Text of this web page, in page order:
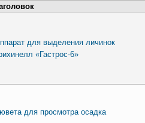
для выделения личинок
«Гастрос-6»
для просмотра осадка